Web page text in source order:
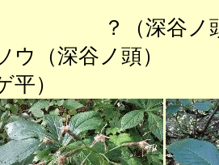
？（深谷
ウ（深谷ノ頭）
平）